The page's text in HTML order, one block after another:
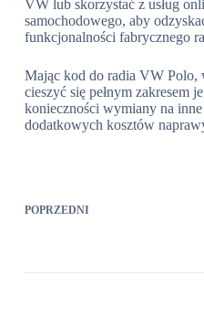
VW lub skorzystać z usług
samochodowego, aby
funkcjonalności fabrycznego
Mając kod do radia VW Polo,
cieszyć się pełnym zakresem
konieczności wymiany na
dodatkowych kosztów
POPRZEDNI